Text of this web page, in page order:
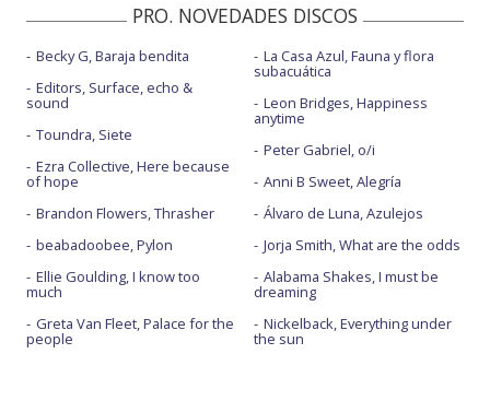
PRO. NOVEDADES DISCOS
Becky G, Baraja bendita
Editors, Surface, echo &
sound
Toundra, Siete
Ezra Collective, Here because
of hope
Brandon Flowers, Thrasher
beabadoobee, Pylon
Ellie Goulding, I know too
much
Greta Van Fleet, Palace for the
people
La Casa Azul, Fauna y flora
subacuática
Leon Bridges, Happiness
anytime
Peter Gabriel, o/i
Anni B Sweet, Alegría
Álvaro de Luna, Azulejos
Jorja Smith, What are the odds
Alabama Shakes, I must be
dreaming
Nickelback, Everything under
the sun